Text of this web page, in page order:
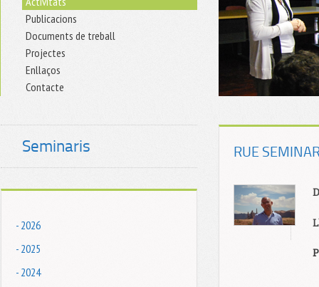
Publicacions
Documents de treball
Projectes
Enllaços
Contacte
Seminaris
- 2026
- 2025
- 2024
RUE